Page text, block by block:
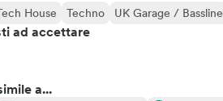
House Techno UK Garage / Bassline
ad accettare
a...